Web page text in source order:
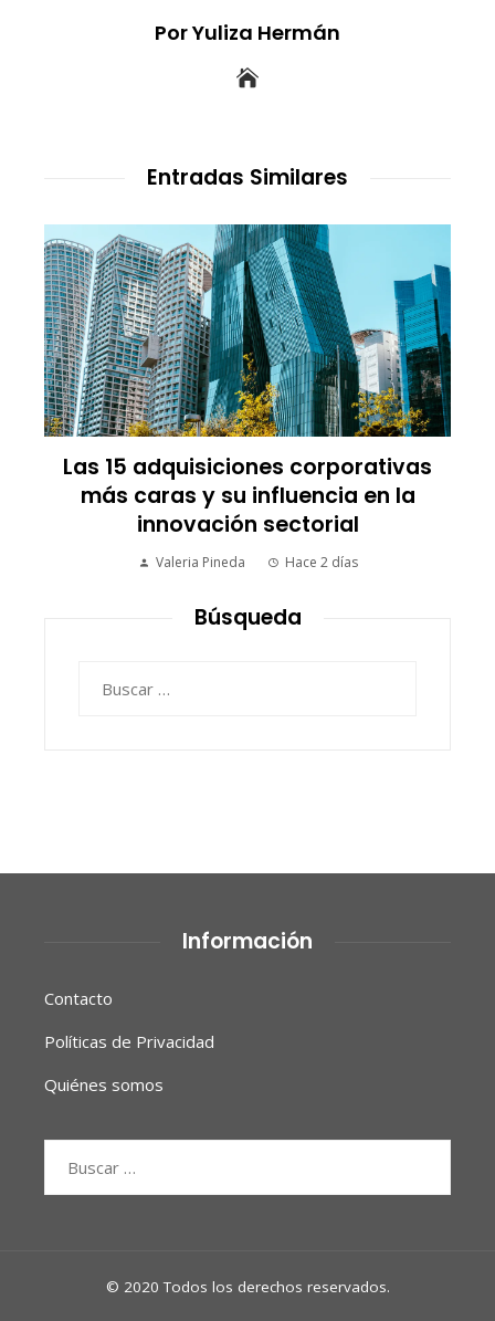
Por Yuliza Hermán
Entradas Similares
Las 15 adquisiciones corporativas
más caras y su influencia en la
innovación sectorial
Valeria Pineda Hace 2 días
Búsqueda
Información
Contacto
Políticas de Privacidad
Quiénes somos
© 2020 Todos los derechos reservados.